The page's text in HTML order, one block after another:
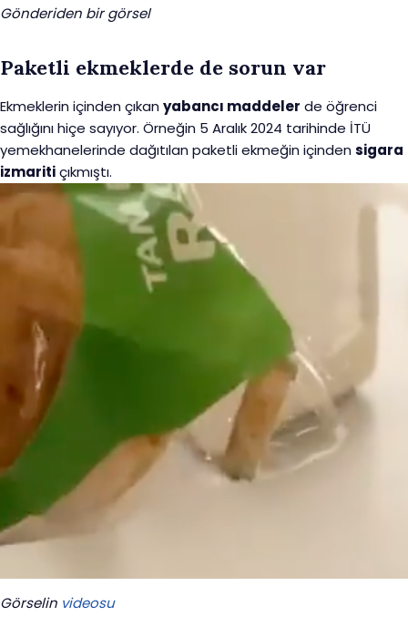
Gönderiden bir görsel
Paketli ekmeklerde de sorun var
Ekmeklerin içinden çıkan yabancı maddeler de öğrenci
sağlığını hiçe sayıyor. Örneğin 5 Aralık 2024 tarihinde İTÜ
yemekhanelerinde dağıtılan paketli ekmeğin içinden sigara
izmaritiçıkmıştı.
Görselin videosu